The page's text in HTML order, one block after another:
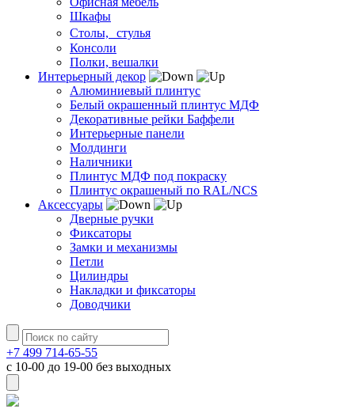
Шкафы
Столы, стулья
Консоли
Полки, вешалки
Интерьерный декор
Алюминиевый плинтус
Белый окрашенный плинтус МДФ
Декоративные рейки Баффели
Интерьерные панели
Молдинги
Наличники
Плинтус МДФ под покраску
Плинтус окрашеный по RAL/NCS
Аксессуары
Дверные ручки
Фиксаторы
Замки и механизмы
Петли
Цилиндры
Накладки и фиксаторы
Доводчики
+7 499 714-65-55
с 10-00 до 19-00 без выходных